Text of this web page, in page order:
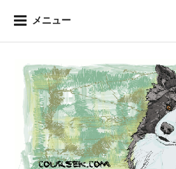
メニュー